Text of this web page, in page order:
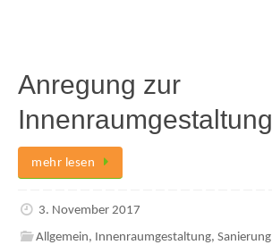
Anregung zur
Innenraumgestaltung
mehr lesen
3. November 2017
Allgemein, Innenraumgestaltung,Sanierung